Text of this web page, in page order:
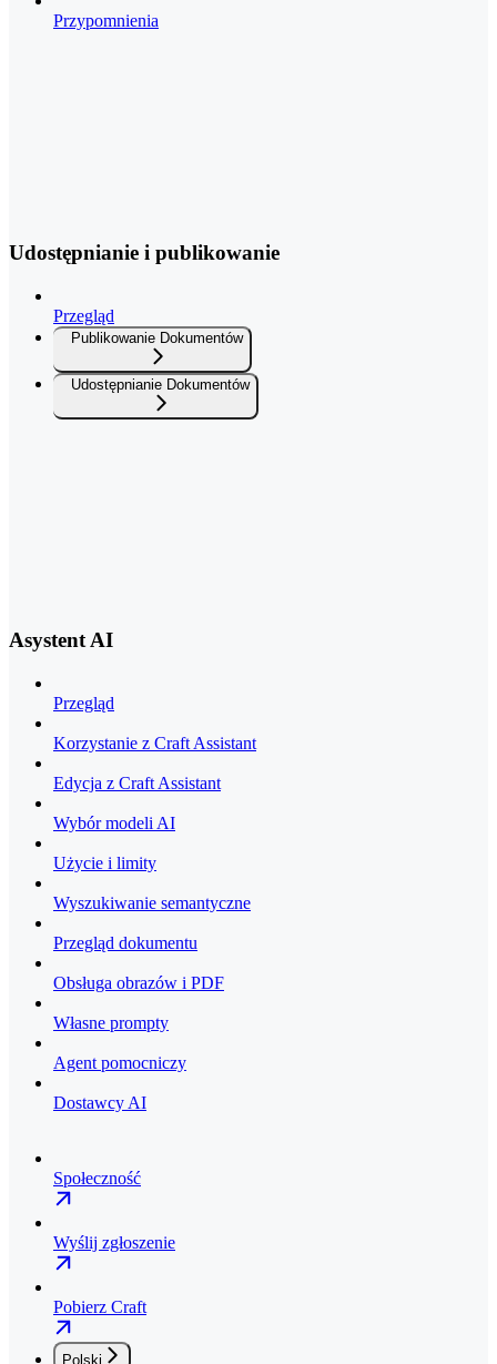
Przypomnienia
Udostępnianie i publikowanie
Przegląd
Publikowanie Dokumentów
Udostępnianie Dokumentów
Asystent AI
Przegląd
Korzystanie z Craft Assistant
Edycja z Craft Assistant
Wybór modeli AI
Użycie i limity
Wyszukiwanie semantyczne
Przegląd dokumentu
Obsługa obrazów i PDF
Własne prompty
Agent pomocniczy
Dostawcy AI
Społeczność
Wyślij zgłoszenie
Pobierz Craft
Polski